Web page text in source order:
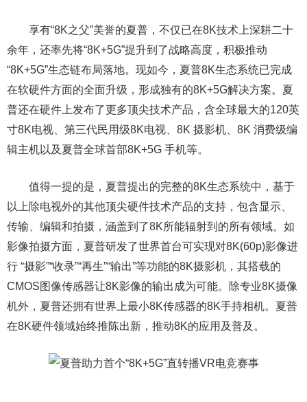
享有“8K之父”美誉的夏普，不仅已在8K技术上深耕二十
余年，还率先将“8K+5G”提升到了战略高度，积极推动
“8K+5G”生态链布局落地。现如今，夏普8K生态系统已完成
在软硬件方面的全面升级，形成独有的8K+5G解决方案。夏
普还在硬件上发布了更多顶尖技术产品，含全球最大的120英
寸8K电视、第三代民用级8K电视、8K 摄影机、8K 消费级编
辑主机以及夏普全球首部8K+5G 手机等。
值得一提的是，夏普提出的完整的8K生态系统中，基于
以上除电视外的其他顶尖硬件技术产品的支持，包含显示、
传输、编辑和拍摄，涵盖到了8K所能辐射到的所有领域。如
影像拍摄方面，夏普研发了世界首台可实现对8K(60p)影像进
行 “摄影”“收录”“再生”“输出”等功能的8K摄影机，其搭载的
CMOS图像传感器让8K影像的输出成为可能。除专业8K摄像
机外，夏普还拥有世界上最小8K传感器的8K手持相机。夏普
在8K硬件领域始终推陈出新，推动8K的应用及普及。